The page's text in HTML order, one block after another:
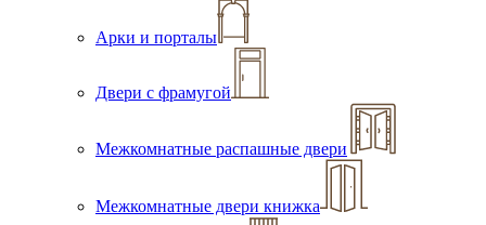
Арки и порталы
Двери с фрамугой
Межкомнатные распашные двери
Межкомнатные двери книжка